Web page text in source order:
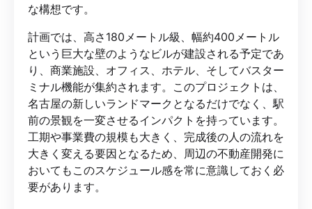
な構想です。
計画では、高さ180メートル級、幅約400メートル
という巨大な壁のようなビルが建設される予定であ
り、商業施設、オフィス、ホテル、そしてバスター
ミナル機能が集約されます。このプロジェクトは、
名古屋の新しいランドマークとなるだけでなく、駅
前の景観を一変させるインパクトを持っています。
工期や事業費の規模も大きく、完成後の人の流れを
大きく変える要因となるため、周辺の不動産開発に
おいてもこのスケジュール感を常に意識しておく必
要があります。